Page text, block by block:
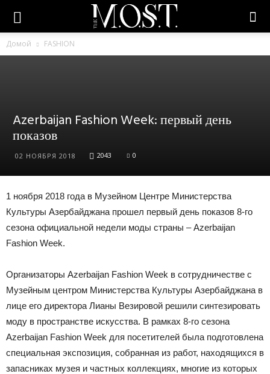
Домой FASHION
Azerbaijan Fashion Week: первый день
показов
02 НОЯБРЯ 2018 2043 0
1 ноября 2018 года в Музейном Центре Министерства
Культуры Азербайджана прошел первый день показов 8-го
сезона официальной недели моды страны – Azerbaijan
Fashion Week.
Организаторы Azerbaijan Fashion Week в сотрудничестве с
Музейным центром Министерства Культуры Азербайджана в
лице его директора Лианы Везировой решили синтезировать
моду в пространстве искусства. В рамках 8-го сезона
Azerbaijan Fashion Week для посетителей была подготовлена
специальная экспозиция, собранная из работ, находящихся в
запасниках музея и частных коллекциях, многие из которых